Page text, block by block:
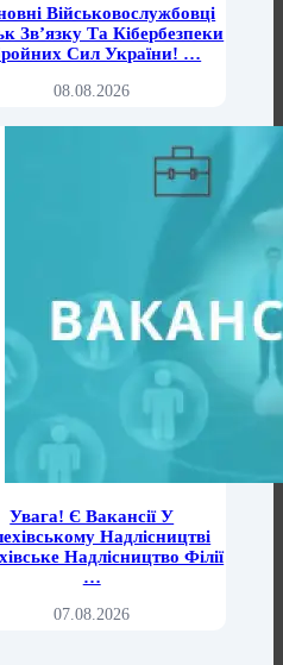
Військовослужбовці
Зв’язку Та Кібербезпеки
Сил України! …
08.08.2026
Увага! Є Вакансії У
Надлісництві
Надлісництво Філії
…
07.08.2026